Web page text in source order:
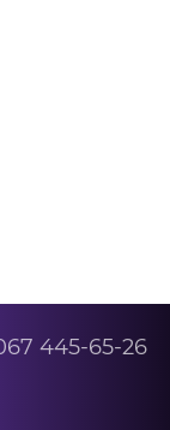
445-65-26